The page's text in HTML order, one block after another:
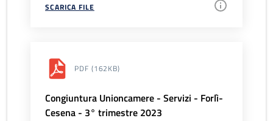
SCARICA FILE
PDF (162KB)
Congiuntura Unioncamere - Servizi - Forlì-
Cesena - 3° trimestre 2023